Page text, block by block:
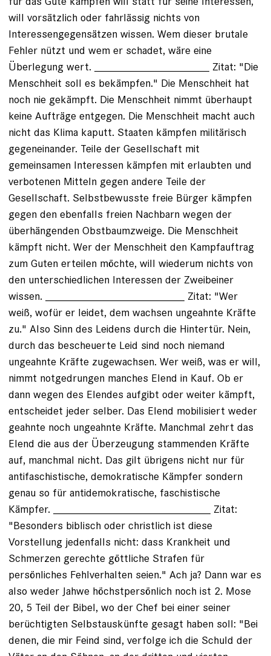
will vorsätzlich oder fahrlässig nichts von
Interessengegensätzen wissen. Wem dieser brutale
Fehler nützt und wem er schadet, wäre eine
Überlegung wert. ___________________ Zitat: "Die
Menschheit soll es bekämpfen." Die Menschheit hat
noch nie gekämpft. Die Menschheit nimmt überhaupt
keine Aufträge entgegen. Die Menschheit macht auch
nicht das Klima kaputt. Staaten kämpfen militärisch
gegeneinander. Teile der Gesellschaft mit
gemeinsamen Interessen kämpfen mit erlaubten und
verbotenen Mitteln gegen andere Teile der
Gesellschaft. Selbstbewusste freie Bürger kämpfen
gegen den ebenfalls freien Nachbarn wegen der
überhängenden Obstbaumzweige. Die Menschheit
kämpft nicht. Wer der Menschheit den Kampfauftrag
zum Guten erteilen möchte, will wiederum nichts von
den unterschiedlichen Interessen der Zweibeiner
wissen. _______________________ Zitat: "Wer
weiß, wofür er leidet, dem wachsen ungeahnte Kräfte
zu." Also Sinn des Leidens durch die Hintertür. Nein,
durch das bescheuerte Leid sind noch niemand
ungeahnte Kräfte zugewachsen. Wer weiß, was er will,
nimmt notgedrungen manches Elend in Kauf. Ob er
dann wegen des Elendes aufgibt oder weiter kämpft,
entscheidet jeder selber. Das Elend mobilisiert weder
geahnte noch ungeahnte Kräfte. Manchmal zehrt das
Elend die aus der Überzeugung stammenden Kräfte
auf, manchmal nicht. Das gilt übrigens nicht nur für
antifaschistische, demokratische Kämpfer sondern
genau so für antidemokratische, faschistische
Kämpfer. __________________________ Zitat:
"Besonders biblisch oder christlich ist diese
Vorstellung jedenfalls nicht: dass Krankheit und
Schmerzen gerechte göttliche Strafen für
persönliches Fehlverhalten seien." Ach ja? Dann war es
also weder Jahwe höchstpersönlich noch ist 2. Mose
20, 5 Teil der Bibel, wo der Chef bei einer seiner
berüchtigten Selbstauskünfte gesagt haben soll: "Bei
denen, die mir Feind sind, verfolge ich die Schuld der